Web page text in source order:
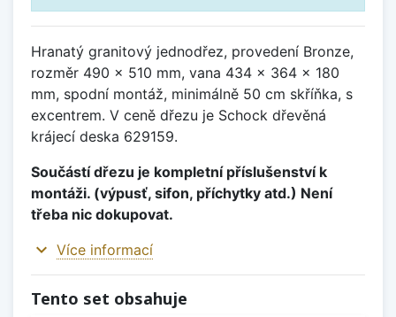
Hranatý granitový jednodřez, provedení Bronze,
rozměr 490 x 510 mm, vana 434 x 364 x 180
mm, spodní montáž, minimálně 50 cm skříňka, s
excentrem. V ceně dřezu je Schock dřevěná
krájecí deska 629159.
Součástí dřezu je kompletní příslušenství k
montáži. (výpusť, sifon, příchytky atd.) Není
třeba nic dokupovat.
expand_more Více informací
Tento set obsahuje